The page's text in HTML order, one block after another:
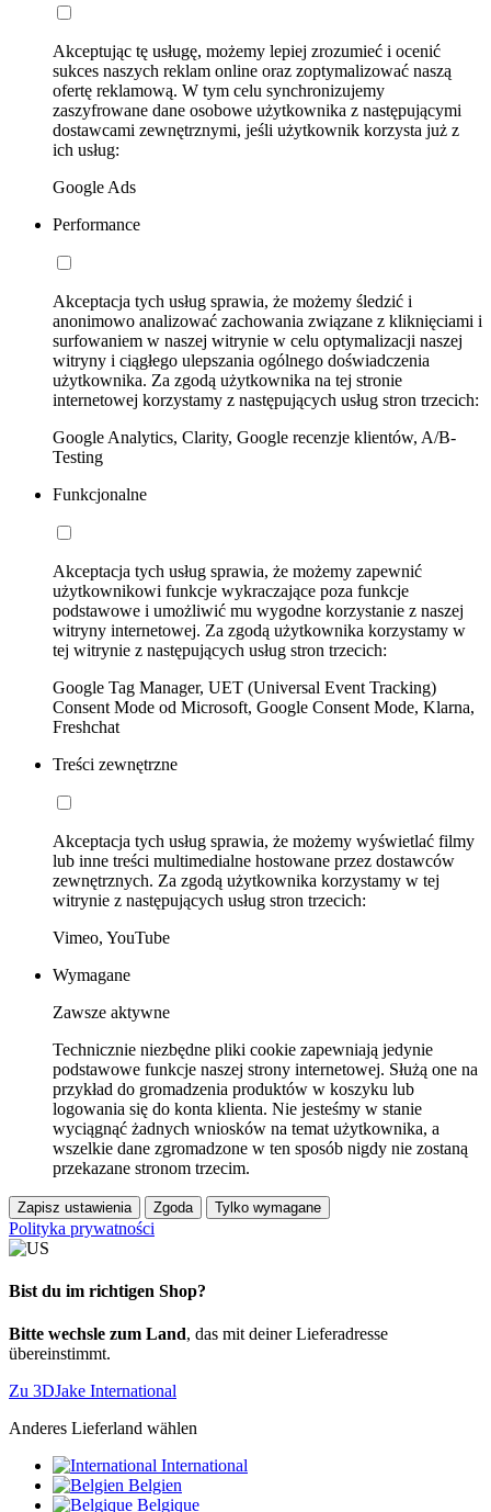
Akceptując tę usługę, możemy lepiej zrozumieć i ocenić
sukces naszych reklam online oraz zoptymalizować naszą
ofertę reklamową. W tym celu synchronizujemy
zaszyfrowane dane osobowe użytkownika z następującymi
dostawcami zewnętrznymi, jeśli użytkownik korzysta już z
ich usług:
Google Ads
Performance
Akceptacja tych usług sprawia, że możemy śledzić i
anonimowo analizować zachowania związane z kliknięciami i
surfowaniem w naszej witrynie w celu optymalizacji naszej
witryny i ciągłego ulepszania ogólnego doświadczenia
użytkownika. Za zgodą użytkownika na tej stronie
internetowej korzystamy z następujących usług stron trzecich:
Google Analytics, Clarity, Google recenzje klientów, A/B-
Testing
Funkcjonalne
Akceptacja tych usług sprawia, że możemy zapewnić
użytkownikowi funkcje wykraczające poza funkcje
podstawowe i umożliwić mu wygodne korzystanie z naszej
witryny internetowej. Za zgodą użytkownika korzystamy w
tej witrynie z następujących usług stron trzecich:
Google Tag Manager, UET (Universal Event Tracking)
Consent Mode od Microsoft, Google Consent Mode, Klarna,
Freshchat
Treści zewnętrzne
Akceptacja tych usług sprawia, że możemy wyświetlać filmy
lub inne treści multimedialne hostowane przez dostawców
zewnętrznych. Za zgodą użytkownika korzystamy w tej
witrynie z następujących usług stron trzecich:
Vimeo, YouTube
Wymagane
Zawsze aktywne
Technicznie niezbędne pliki cookie zapewniają jedynie
podstawowe funkcje naszej strony internetowej. Służą one na
przykład do gromadzenia produktów w koszyku lub
logowania się do konta klienta. Nie jesteśmy w stanie
wyciągnąć żadnych wniosków na temat użytkownika, a
wszelkie dane zgromadzone w ten sposób nigdy nie zostaną
przekazane stronom trzecim.
Zapisz ustawienia Zgoda Tylko wymagane
Polityka prywatności
Bist du im richtigen Shop?
Bitte wechsle zum Land, das mit deiner Lieferadresse
übereinstimmt.
Zu 3DJake International
Anderes Lieferland wählen
International
Belgien
Belgique